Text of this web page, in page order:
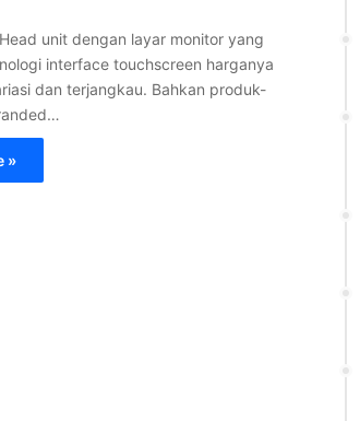
unit dengan layar monitor yang
interface touchscreen harganya
dan terjangkau. Bahkan produk-
»